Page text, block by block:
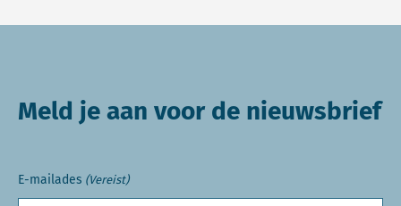
Meld je aan voor de nieuwsbrief
E-mailades (Vereist)